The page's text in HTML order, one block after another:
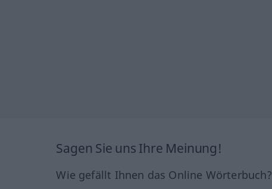
Sagen Sie uns Ihre Meinung!
Wie gefällt Ihnen das Online Wörterbuch?